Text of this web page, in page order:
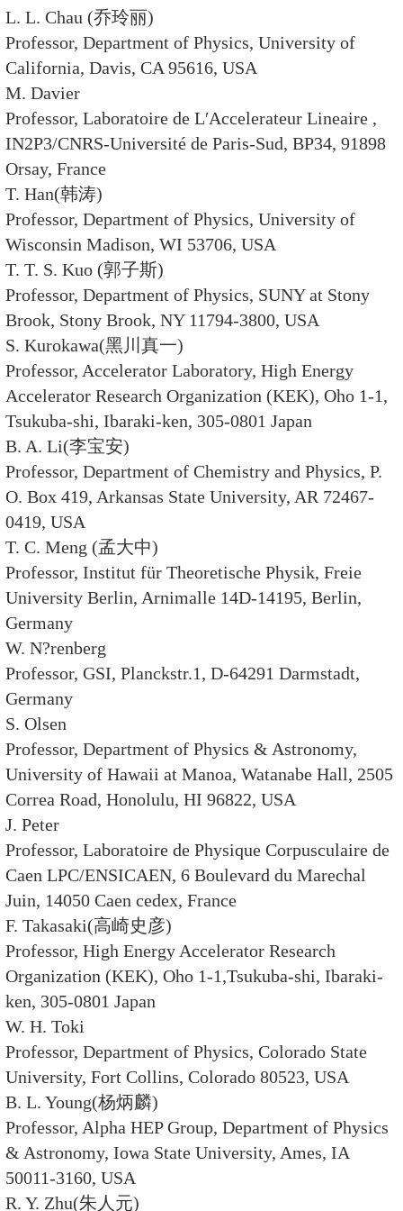
李卫国 研究员 中国科学院高能物
李学潜 教授 南开大学物理系
李惕碚 院士 中国科学院高能物理
沈文庆 院士 中国科学院原子核研
吴元芳 教授 华中师范大学粒子物
吴自玉 研究员 中国科学院高能物
吴岳良 研究员 中国科学院理论物
肖国青 研究员 中国科学院近代物
张 闯 研究员 中国科学院高能物
张丰收 研究员 北京师范大学低能
张长春 研究员 中国科学院高能物
张双南 教授 清华大学物理系
张玉虎 研究员 中国科学院近代物
张宗烨 院士 中国科学院高能物理
张焕乔 院士 中国原子能科学研究
张新民 研究员 中国科学院高能物
张肇西 研究员 中国科学院理论物
邹冰松 研究员 中国科学院高能物
孟 杰 教授 北京大学物理学院
冼鼎昌 院士 中国科学院高能物理
胡红波 研究员 中国科学院高能物
柳卫平 研究员 中国原子能科学研
姜焕清 研究员 中国科学院高能物
赵光达 院士 北京大学物理学院
赵红卫 研究员 中国科学院近代物
赵宇亮 研究员 中国科学院高能物
赵维勤 研究员 中国科学院高能物
柴之芳 研究员 中国科学院高能物
秦 庆 研究员 中国科学院高能物理
黄 涛 研究员 中国科学院高能物
戴元本 院士 中国科学院理论物理
魏 龙 研究员 中国科学院高能物理
魏宝文 院士 中国科学院近代物理